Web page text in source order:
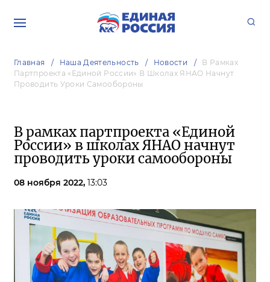
Главная Наша Деятельность Новости
В Рамках
Партпроекта «Единой России» В Школах ЯНАО Начнут
Проводить Уроки Самообороны
В рамках партпроекта «Единой
России» в школах ЯНАО начнут
проводить уроки самообороны
08 ноября 2022, 13:03